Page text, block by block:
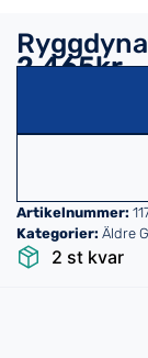
2,465kr
Artikelnummer:
Kategorier: Äldre
2 st kvar